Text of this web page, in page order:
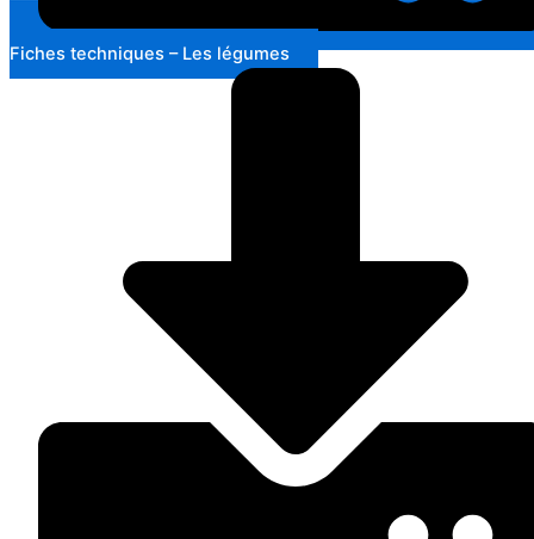
Fiches techniques – Les légumes